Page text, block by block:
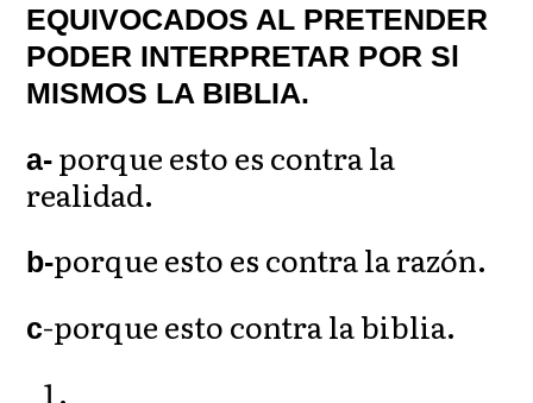
EQUIVOCADOS AL PRETENDER
PODER INTERPRETAR POR Sl
MISMOS LA BIBLIA.
a- porque esto es contra la
realidad.
b-porque esto es contra la razón.
c-porque esto contra la biblia.